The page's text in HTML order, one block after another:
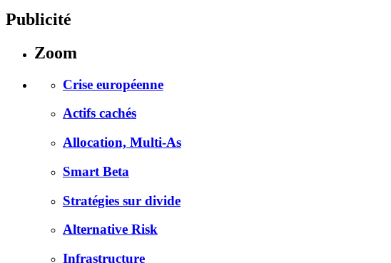
Publicité
Zoom
Crise européenne
Actifs cachés
Allocation, Multi-As
Smart Beta
Stratégies sur divide
Alternative Risk
Infrastructure